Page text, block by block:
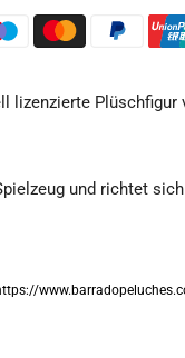
lizenzierte
und richtet